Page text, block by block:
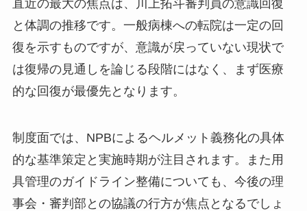
直近の最大の焦点は、川上拓斗審判員の意識回復
と体調の推移です。一般病棟への転院は一定の回
復を示すものですが、意識が戻っていない現状で
は復帰の見通しを論じる段階にはなく、まず医療
的な回復が最優先となります。
制度面では、NPBによるヘルメット義務化の具体
的な基準策定と実施時期が注目されます。また用
具管理のガイドライン整備についても、今後の理
事会・審判部との協議の行方が焦点となるでしょ